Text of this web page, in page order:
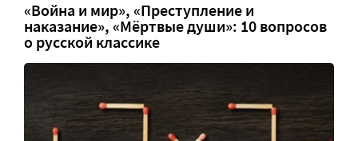
«Война и мир», «Преступление и
наказание», «Мёртвые души»: 10 вопросов
о русской классике